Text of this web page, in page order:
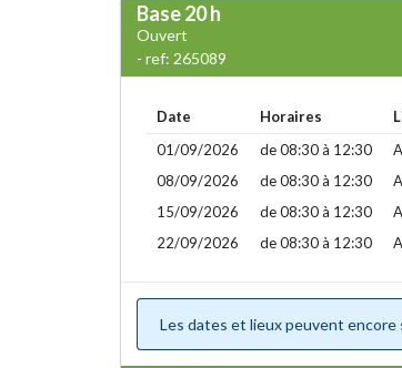
Base20 h
Ouvert
- ref: 265089
Date Horaires
01/09/2026
de 08:30 à 12:30
08/09/2026
de 08:30 à 12:30
15/09/2026
de 08:30 à 12:30
22/09/2026
de 08:30 à 12:30
Les dates et lieux peuvent